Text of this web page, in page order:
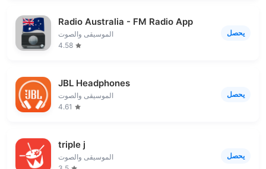
Radio Australia - FM Radio App
الموسيقى والصوت
4.58
يحصل
JBL Headphones
الموسيقى والصوت
4.61
يحصل
triple j
الموسيقى والصوت
يحصل